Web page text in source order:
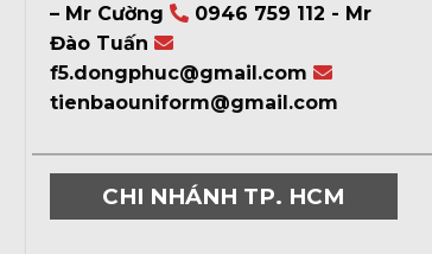
– Mr Cường
0946 759 112 - Mr
Đào Tuấn
f5.dongphuc@gmail.com
tienbaouniform@gmail.com
CHI NHÁNH TP. HCM